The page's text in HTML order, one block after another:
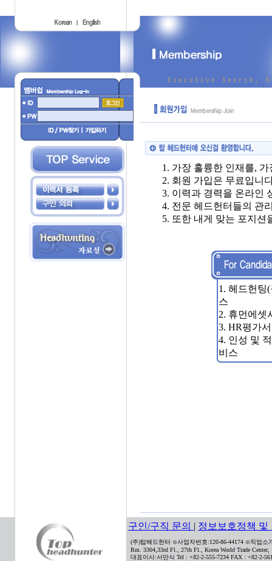
1. 가장 훌륭한 인재를,
2. 회원 가입은 무료입니
3. 이력과 경력을 온라인
4. 전문 헤드헌터들의 관
5. 또한 내게 맞는 포지션
1. 헤드헌팅
스
2. 휴먼에셋
3. HR평가
4. 인성 및
비스
구인/구직 문의 | 정보보호정책
(주)탑헤드헌터 ⊙사업자번호:120-86-44174 ⊙직업소
Rm. 3304,33rd Fl., 27th Fl., Korea World Trade Center,
대표이사:서만식 Tel : +82-2-555-7234 FAX : +82-2-